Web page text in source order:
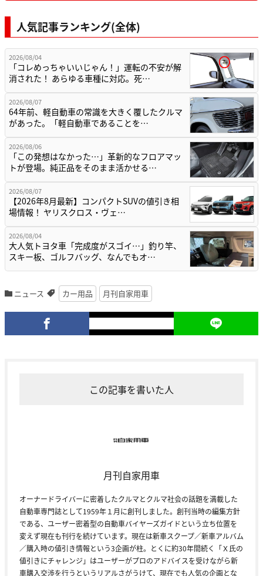
人気記事ランキング(全体)
2026/08/04
「コレめっちゃいいじゃん！」運転の不安が解
消された！ あらゆる車種に対応。死…
2026/08/07
64年前、軽自動車の常識を大きく覆したクルマ
があった。「軽自動車であることを…
2026/08/06
「この発想はなかった…」革新的なフロアマッ
トが登場。純正品をそのまま活かせる…
2026/08/07
【2026年8月最新】コンパクトSUVの値引き相
場情報！ ヤリスクロス・ヴェ…
2026/08/04
大人気トヨタ車「完成度がスゴイ…」釣り竿、
スキー板、ゴルフバッグ、なんでもオ…
ニュース カー用品 月刊自家用車
この記事を書いた人
月刊自家用車
オーナードライバーに密着したクルマとクルマ社会の話題を満載した
自動車専門誌として1959年１月に創刊しました。創刊当時の編集方針
である、ユーザー密着型の自動車バイヤーズガイドという立ち位置を
変えず現在も刊行を続けています。現在は新車スクープ／新車アルバム
／購入時の値引き情報という3企画が柱。とくに約30年間続く「Ｘ氏の
値引きにチャレンジ」はユーザーがプロのアドバイスを受けながら新
車購入交渉を行うというリアルさがうけて、現在でも人気の企画とな